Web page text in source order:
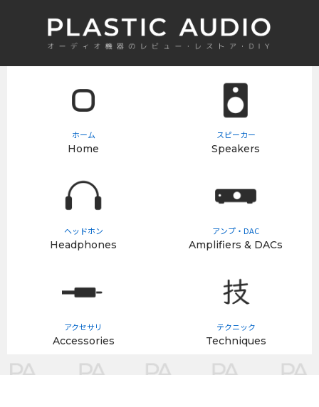
ホーム
Home
スピーカー
Speakers
ヘッドホン
Headphones
アンプ・DAC
Amplifiers & DACs
アクセサリ
Accessories
テクニック
Techniques